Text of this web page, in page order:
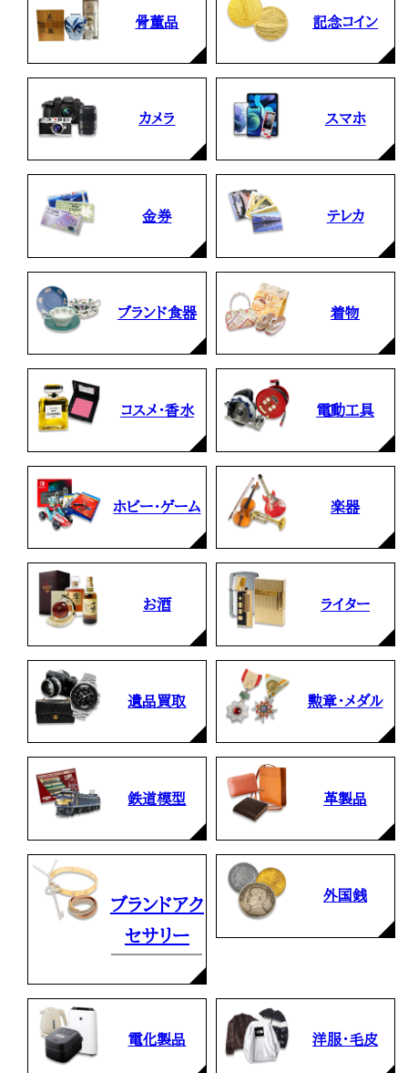
骨董品 記念コイン
カメラ スマホ
金券 テレカ
ブランド食器 着物
コスメ・香水 電動工具
ホビー・ゲーム 楽器
お酒 ライター
遺品買取 勲章・メダル
鉄道模型 革製品
ブランドアク
セサリー
外国銭
電化製品 洋服・毛皮